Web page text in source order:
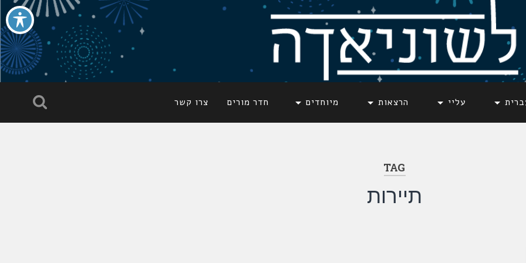
עליי הרצאות מיוחדים חדר מורים צרו קשר
TAG
תיירות